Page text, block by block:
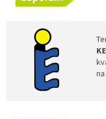
na